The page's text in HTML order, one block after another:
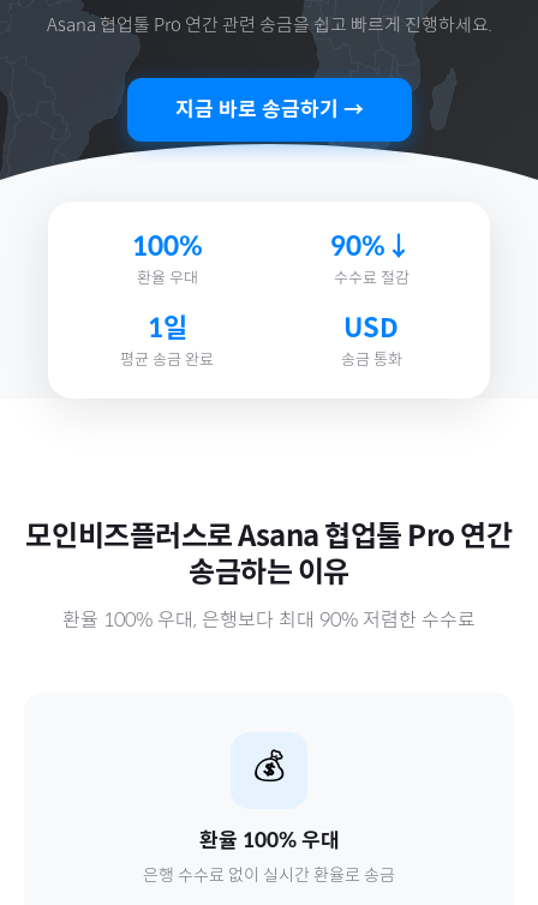
Asana 협업툴 Pro 연간 관련 송금을 쉽고 빠르게 진행하세요.
지금 바로 송금하기 →
100%
환율 우대
90%↓
수수료 절감
1일
평균 송금 완료
USD
송금 통화
모인비즈플러스로Asana 협업툴 Pro 연간
송금하는 이유
환율 100% 우대, 은행보다 최대 90% 저렴한 수수료
💰
환율 100% 우대
은행 수수료 없이 실시간 환율로 송금